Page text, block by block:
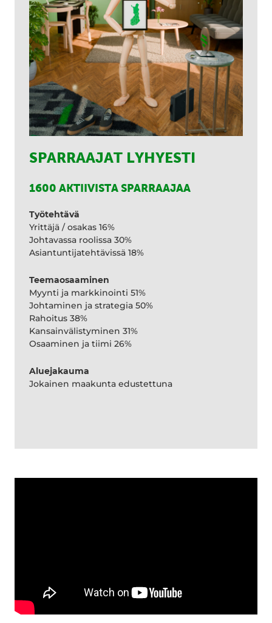
SPARRAAJAT LYHYESTI
1600 AKTIIVISTA SPARRAAJAA
Työtehtävä
Yrittäjä / osakas 16%
Johtavassa roolissa 30%
Asiantuntijatehtävissä 18%
Teemaosaaminen
Myynti ja markkinointi 51%
Johtaminen ja strategia 50%
Rahoitus 38%
Kansainvälistyminen 31%
Osaaminen ja tiimi 26%
Aluejakauma
Jokainen maakunta edustettuna